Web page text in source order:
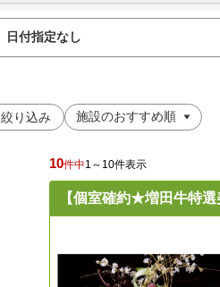
日付指定なし
絞り込み
10件中1～10件表示
【個室確約★増田牛特